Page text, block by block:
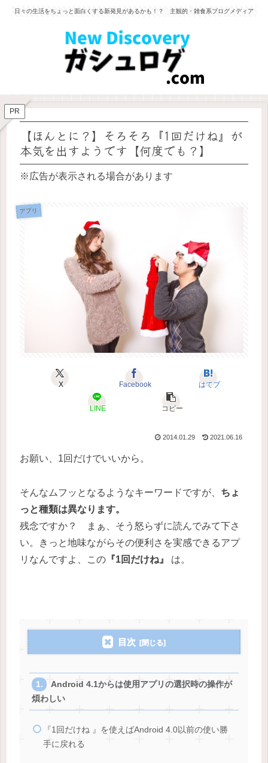
日々の生活をちょっと面白くする新発見があるかも！？ 主観的・雑食系ブログメディア
PR
【ほんとに？】そろそろ『1回だけね』が
本気を出すようです【何度でも？】
※広告が表示される場合があります
アプリ
X Facebook はてブ
LINE コピー
2014.01.29 2021.06.16
お願い、1回だけでいいから。
そんなムフッとなるようなキーワードですが、 ちょ
っと種類は異なります。
残念ですか？ まぁ、そう怒らずに読んでみて下さ
い。きっと地味ながらその便利さを実感できるアプ
リなんですよ、この 『1回だけね』 は。
目次
Android 4.1からは使用アプリの選択時の操作が
煩わしい
『1回だけね 』を使えばAndroid 4.0以前の使い勝
手に戻れる